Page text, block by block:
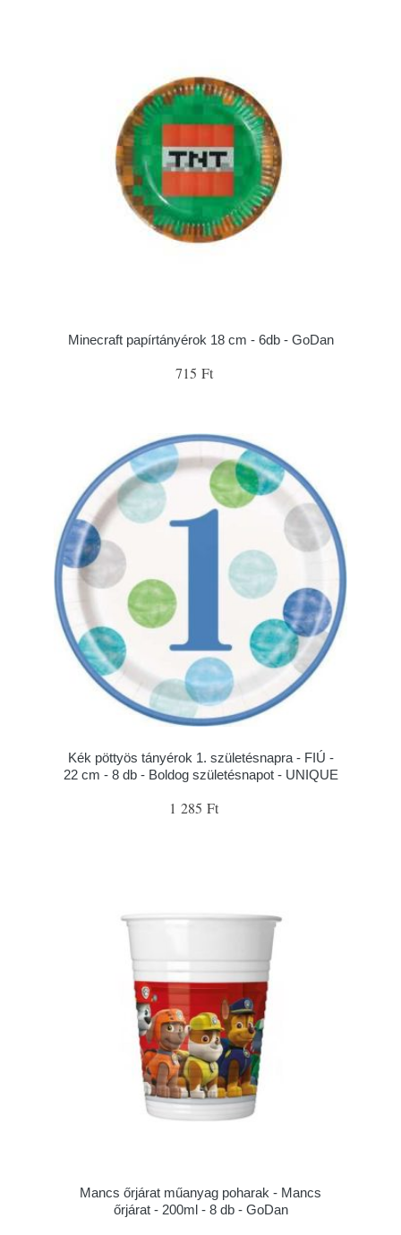
Minecraft papírtányérok 18 cm - 6db - GoDan
715 Ft
Kék pöttyös tányérok 1. születésnapra - FIÚ -
22 cm - 8 db - Boldog születésnapot - UNIQUE
1 285 Ft
Mancs őrjárat műanyag poharak - Mancs
őrjárat - 200ml - 8 db - GoDan